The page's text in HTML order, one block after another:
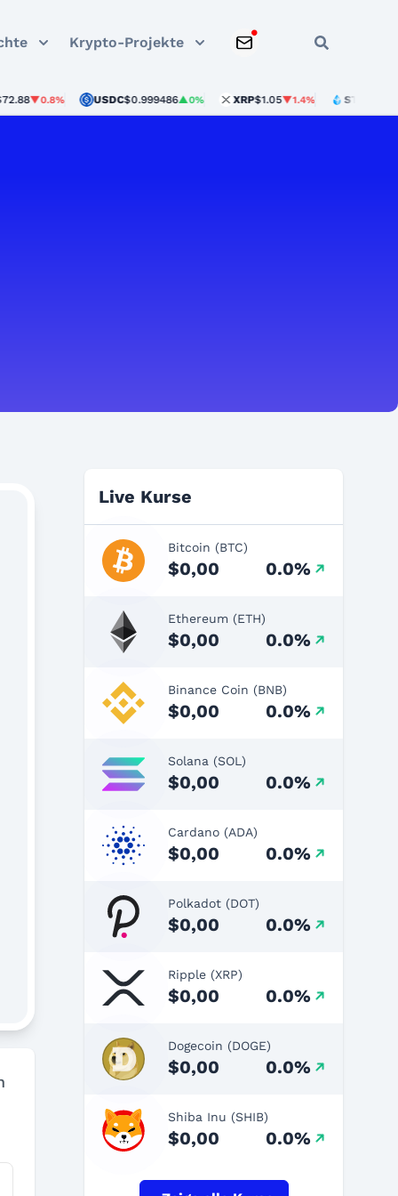
Krypto-Projekte
USDC$0.999486▲0% XRP$1.05▼1.4% STETH$1,895.33
Live Kurse
Bitcoin (BTC)
$0,00 0.0%
Ethereum (ETH)
$0,00 0.0%
Binance Coin (BNB)
$0,00 0.0%
Solana (SOL)
$0,00 0.0%
Cardano (ADA)
$0,00 0.0%
Polkadot (DOT)
$0,00 0.0%
Ripple (XRP)
$0,00 0.0%
Dogecoin (DOGE)
$0,00 0.0%
Shiba Inu (SHIB)
$0,00 0.0%